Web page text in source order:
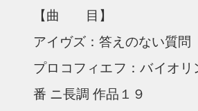
【曲 目】
アイヴズ：答えのない質問
プロコフィエフ：バイオリ
番 ニ長調 作品１９